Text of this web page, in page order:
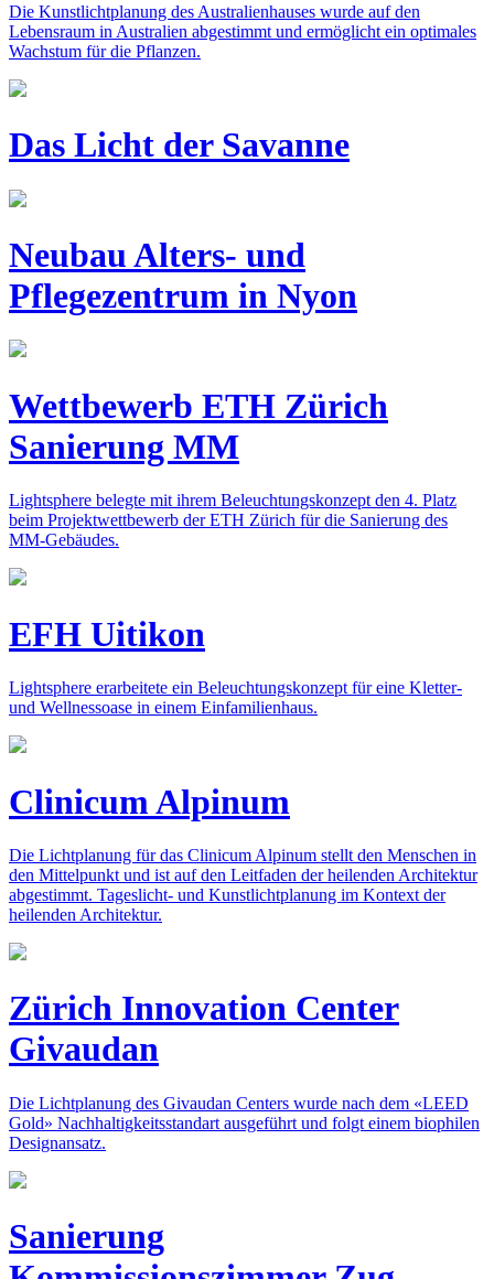
Die Kunstlichtplanung des Australienhauses wurde auf den
Lebensraum in Australien abgestimmt und ermöglicht ein optimales
Wachstum für die Pflanzen.
Das Licht der Savanne
Neubau Alters- und
Pflegezentrum in Nyon
Wettbewerb ETH Zürich
Sanierung MM
Lightsphere belegte mit ihrem Beleuchtungskonzept den 4. Platz
beim Projektwettbewerb der ETH Zürich für die Sanierung des
MM-Gebäudes.
EFH Uitikon
Lightsphere erarbeitete ein Beleuchtungskonzept für eine Kletter-
und Wellnessoase in einem Einfamilienhaus.
Clinicum Alpinum
Die Lichtplanung für das Clinicum Alpinum stellt den Menschen in
den Mittelpunkt und ist auf den Leitfaden der heilenden Architektur
abgestimmt. Tageslicht- und Kunstlichtplanung im Kontext der
heilenden Architektur.
Zürich Innovation Center
Givaudan
Die Lichtplanung des Givaudan Centers wurde nach dem «LEED
Gold» Nachhaltigkeitsstandart ausgeführt und folgt einem biophilen
Designansatz.
Sanierung